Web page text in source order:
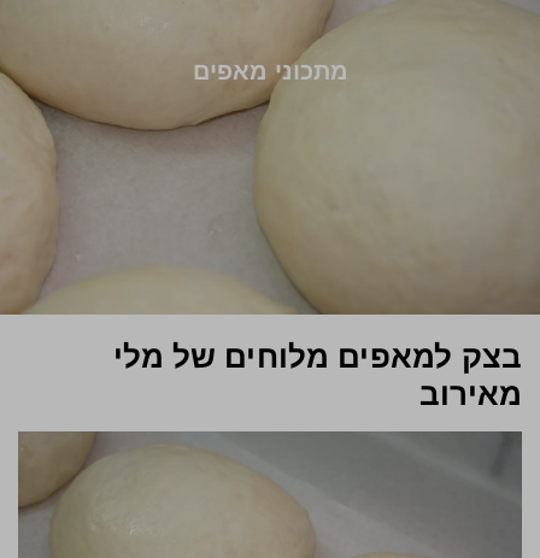
מתכוני מאפים
בצק למאפים מלוחים של מלי
מאירוב